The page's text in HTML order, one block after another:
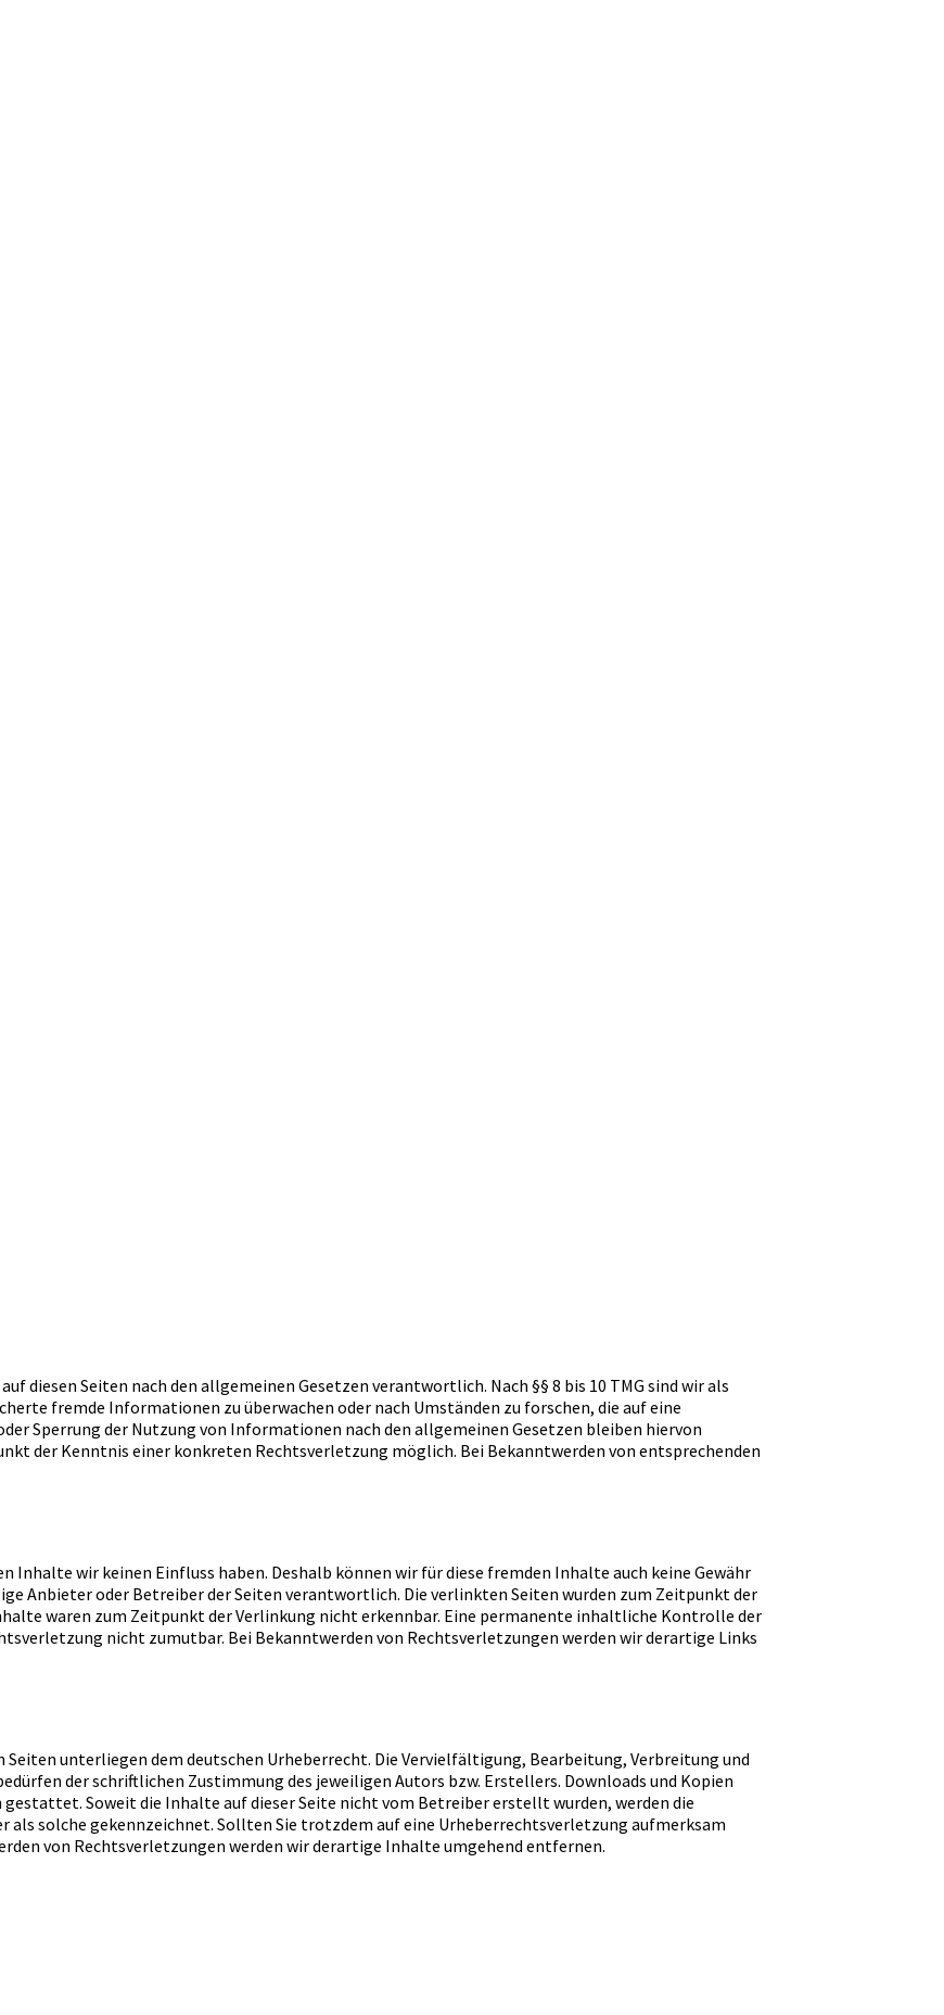
diesen Seiten nach den allgemeinen Gesetzen verantwortlich. Nach §§ 8 bis 10 TMG sind wir als
fremde Informationen zu überwachen oder nach Umständen zu forschen, die auf eine
Sperrung der Nutzung von Informationen nach den allgemeinen Gesetzen bleiben hiervon
der Kenntnis einer konkreten Rechtsverletzung möglich. Bei Bekanntwerden von entsprechenden
wir keinen Einfluss haben. Deshalb können wir für diese fremden Inhalte auch keine Gewähr
Anbieter oder Betreiber der Seiten verantwortlich. Die verlinkten Seiten wurden zum Zeitpunkt der
waren zum Zeitpunkt der Verlinkung nicht erkennbar. Eine permanente inhaltliche Kontrolle der
nicht zumutbar. Bei Bekanntwerden von Rechtsverletzungen werden wir derartige Links
unterliegen dem deutschen Urheberrecht. Die Vervielfältigung, Bearbeitung, Verbreitung und
der schriftlichen Zustimmung des jeweiligen Autors bzw. Erstellers. Downloads und Kopien
Soweit die Inhalte auf dieser Seite nicht vom Betreiber erstellt wurden, werden die
solche gekennzeichnet. Sollten Sie trotzdem auf eine Urheberrechtsverletzung aufmerksam
von Rechtsverletzungen werden wir derartige Inhalte umgehend entfernen.